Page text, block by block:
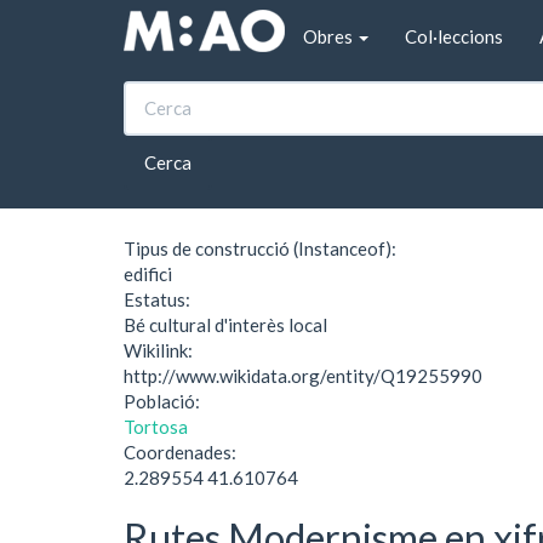
Vés al contingut
Obres
Col·leccions
Cerca
Inici Casa Climent
Casa Climent
Tipus de construcció (Instanceof):
edifici
Estatus:
Bé cultural d'interès local
Wikilink:
http://www.wikidata.org/entity/Q19255990
Població:
Tortosa
Coordenades:
2.289554 41.610764